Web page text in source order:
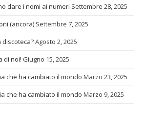
dare i nomi ai numeri Settembre 28, 2025
(ancora) Settembre 7, 2025
discoteca?Agosto 2, 2025
di noi! Giugno 15, 2025
che ha cambiato il mondo Marzo 23, 2025
che ha cambiato il mondo Marzo 9, 2025